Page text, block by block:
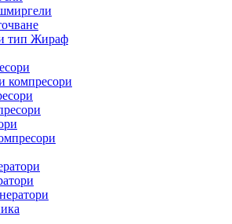
тип Жираф
компресори